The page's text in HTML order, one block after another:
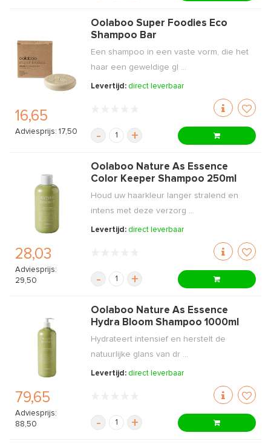
16,65
Adviesprijs: 17,50
Oolaboo Super Foodies Eco
Shampoo Bar
Een shampoo in een vaste vorm, die het
haar een geweldige gl ...
Levertijd: direct leverbaar
- +
28,03
Adviesprijs:
29,50
Oolaboo Nature As Essence
Color Keeper Shampoo 250ml
Houd uw haarkleur langer stralend en
intens met deze verzorg ...
Levertijd: direct leverbaar
- +
79,65
Adviesprijs:
88,50
Oolaboo Nature As Essence
Hydra Bloom Shampoo 1000ml
Hydrateert intensief en herstelt de
natuurlijke glans van dr ...
Levertijd: direct leverbaar
- +